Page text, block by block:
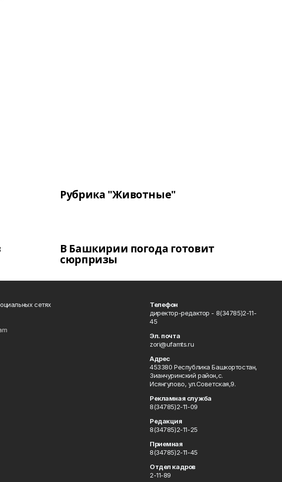
Рубрика "Животные"
В Башкирии погода готовит
сюрпризы
сетях
Телефон
директор-редактор - 8(34785)2-11-
45
Эл. почта
zori@ufamts.ru
Адрес
453380 Республика Башкортостан,
Зианчуринский район,с.
Исянгулово, ул.Советская,9.
Рекламная служба
8(34785)2-11-09
Редакция
8(34785)2-11-25
Приемная
8(34785)2-11-45
Отдел кадров
2-11-89